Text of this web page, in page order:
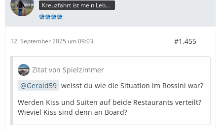
Kreuzfahrt ist mein Leben
12. September 2025 um 09:03 #1.455
Zitat von Spielzimmer
Gerald59 weisst du wie die Situation im Rossini war?
Werden Kiss und Suiten auf beide Restaurants verteilt?
Wieviel Kiss sind denn an Board?